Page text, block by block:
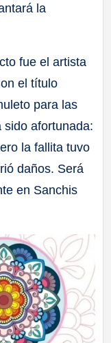
la
fue el artista
el título
para las
sido afortunada:
la fallita tuvo
daños. Será
en Sanchis